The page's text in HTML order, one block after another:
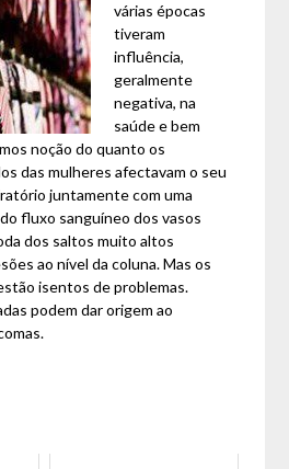
várias épocas
tiveram
influência,
geralmente
negativa, na
saúde e bem
noção do quanto os
das mulheres afectavam o seu
juntamente com uma
fluxo sanguíneo dos vasos
dos saltos muito altos
ao nível da coluna. Mas os
isentos de problemas.
podem dar origem ao